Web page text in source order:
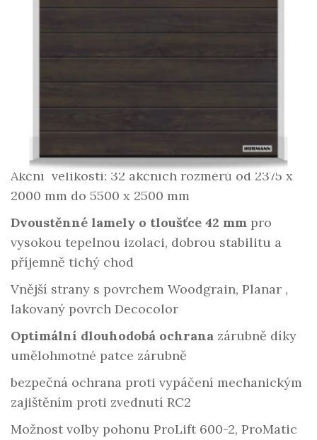
Akční velikosti: 32 akčních rozměrů od 2375 x
2000 mm do 5500 x 2500 mm
Dvoustěnné lamely o tloušťce 42 mm pro
vysokou tepelnou izolaci, dobrou stabilitu a
příjemně tichý chod
Vnější strany s povrchem Woodgrain, Planar ,
lakovaný povrch Decocolor
Optimální dlouhodobá ochrana zárubně díky
umělohmotné patce zárubně
bezpečná ochrana proti vypáčení mechanickým
zajištěním proti zvednutí RC2
Možnost volby pohonu ProLift 600-2, ProMatic